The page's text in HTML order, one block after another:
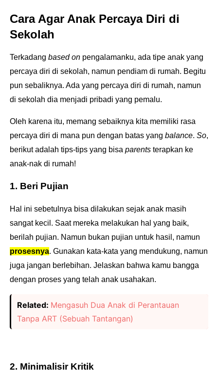
Cara Agar Anak Percaya Diri di
Sekolah
Terkadang based on pengalamanku, ada tipe anak yang
percaya diri di sekolah, namun pendiam di rumah. Begitu
pun sebaliknya. Ada yang percaya diri di rumah, namun
di sekolah dia menjadi pribadi yang pemalu.
Oleh karena itu, memang sebaiknya kita memiliki rasa
percaya diri di mana pun dengan batas yang balance. So,
berikut adalah tips-tips yang bisa parents terapkan ke
anak-nak di rumah!
1. Beri Pujian
Hal ini sebetulnya bisa dilakukan sejak anak masih
sangat kecil. Saat mereka melakukan hal yang baik,
berilah pujian. Namun bukan pujian untuk hasil, namun
prosesnya. Gunakan kata-kata yang mendukung, namun
juga jangan berlebihan. Jelaskan bahwa kamu bangga
dengan proses yang telah anak usahakan.
Related: Mengasuh Dua Anak di Perantauan
Tanpa ART (Sebuah Tantangan)
2. Minimalisir Kritik